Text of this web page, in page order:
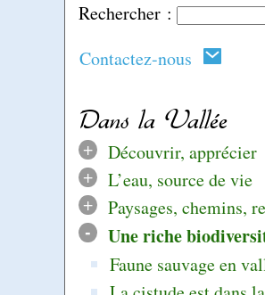
Rechercher :
Contactez-nous
Dans la Vallée
+
Découvrir, apprécier
+
L’eau, source de vie
+
Paysages, chemins,
- Une riche
Faune sauvage en